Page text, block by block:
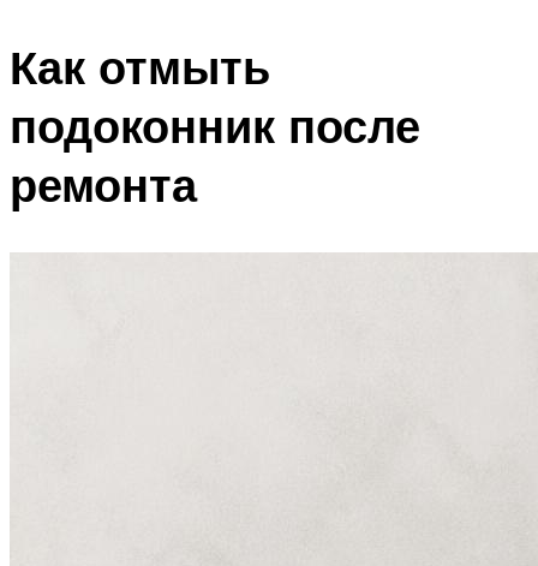
Как отмыть
подоконник после
ремонта